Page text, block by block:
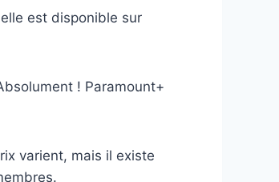
est disponible sur
! Paramount+
varient, mais il existe